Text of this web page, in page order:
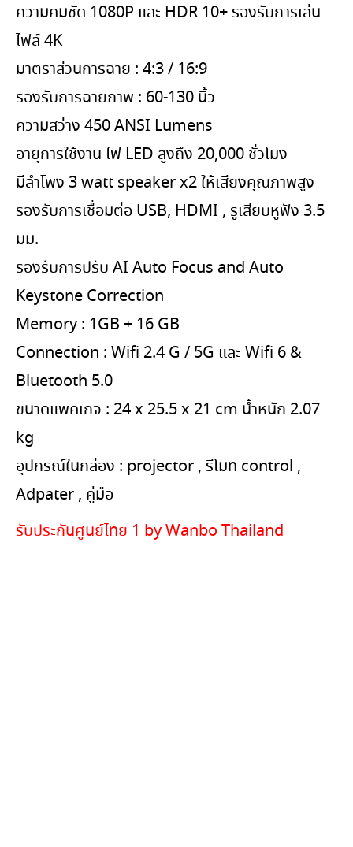
ความคมชัด 1080P และ HDR 10+ รองรับการเล่น
ไฟล์ 4K
มาตราส่วนการฉาย : 4:3 / 16:9
รองรับการฉายภาพ : 60-130 นิ้ว
ความสว่าง 450 ANSI Lumens
อายุการใช้งาน ไฟ LED สูงถึง 20,000 ชั่วโมง
มีลำโพง 3 watt speaker x2 ให้เสียงคุณภาพสูง
รองรับการเชื่อมต่อ USB, HDMI , รูเสียบหูฟัง 3.5
มม.
รองรับการปรับ AI Auto Focus and Auto
Keystone Correction
Memory : 1GB + 16 GB
Connection : Wifi 2.4 G / 5G และ Wifi 6 &
Bluetooth 5.0
ขนาดแพคเกจ : 24 x 25.5 x 21 cm น้ำหนัก 2.07
kg
อุปกรณ์ในกล่อง : projector , รีโมท control ,
Adpater , คู่มือ
รับประกันศูนย์ไทย 1 by Wanbo Thailand